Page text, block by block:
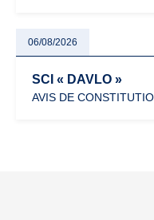
06/08/2026
SCI « DAVLO »
AVIS DE